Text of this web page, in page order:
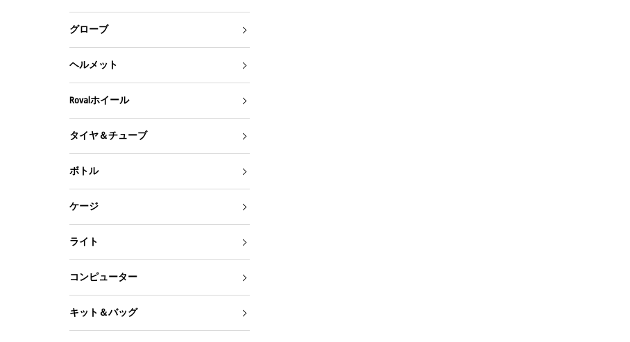
グローブ
ヘルメット
Rovalホイール
タイヤ＆チューブ
ボトル
ケージ
ライト
コンピューター
キット＆バッグ